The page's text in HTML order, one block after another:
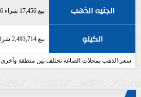
الجنيه الذهب بيع 17,456 شراء 17,536
الكيلو بيع 2,493,714 شراء 2,505,143
سعر الذهب بمحلات الصاغة تختلف بين منطقة وأخرى